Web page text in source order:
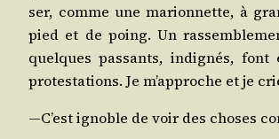
ser, comme une marion­nette, à
pied et de poing. Un
quelques pas­sants, indi­gnés, font
pro­tes­ta­tions. Je m’ap­proche et je
—C’est ignoble de voir des choses